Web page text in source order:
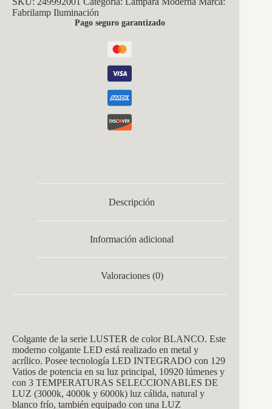
3000-
4000-
Fabrilamp Iluminación
Pago seguro garantizado
Descripción
Información adicional
Valoraciones (0)
Colgante de la serie LUSTER de color BLANCO. Este
moderno colgante LED está realizado en metal y
acrílico. Posee tecnología LED INTEGRADO con 129
Vatios de potencia en su luz principal, 10920 lúmenes y
con 3 TEMPERATURAS SELECCIONABLES DE
LUZ (3000k, 4000k y 6000k) luz cálida, natural y
blanco frío, también equipado con una LUZ